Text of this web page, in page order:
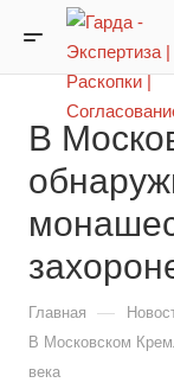
В
Главная —
В Московском
века